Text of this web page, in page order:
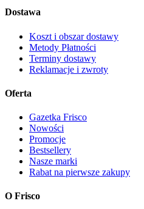
Dostawa
Koszt i obszar dostawy
Metody Płatności
Terminy dostawy
Reklamacje i zwroty
Oferta
Gazetka Frisco
Nowości
Promocje
Bestsellery
Nasze marki
Rabat na pierwsze zakupy
O Frisco